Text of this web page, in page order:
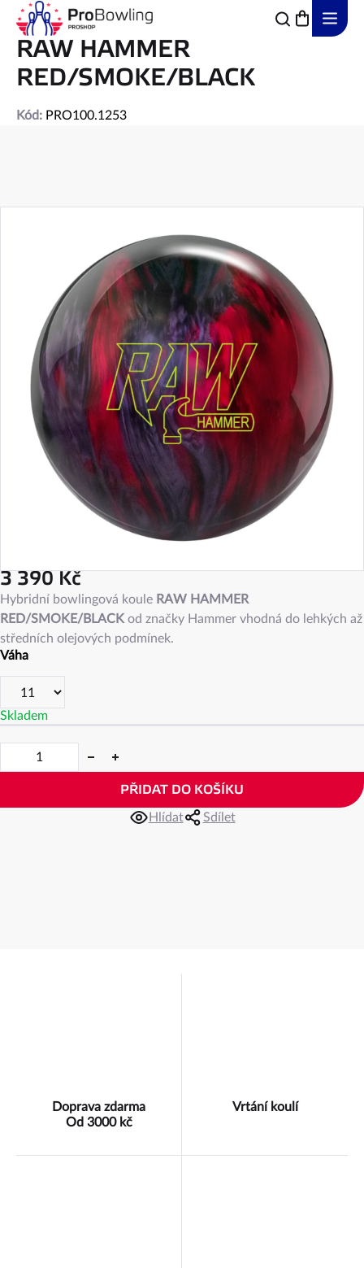
Přejít
obsah
RAW HAMMER
RED/SMOKE/BLACK
Kód: PRO100.1253
3 390 Kč
Měrná
cena:
Skladem
Váha
PŘIDAT DO KOŠÍKU
Hybridní bowlingová koule RAW HAMMER
RED/SMOKE/BLACK od značky Hammer vhodná do lehkých až
středních olejových podmínek.
Hlídat Sdílet
Doprava zdarma
Od 3000 kč
Vrtání koulí